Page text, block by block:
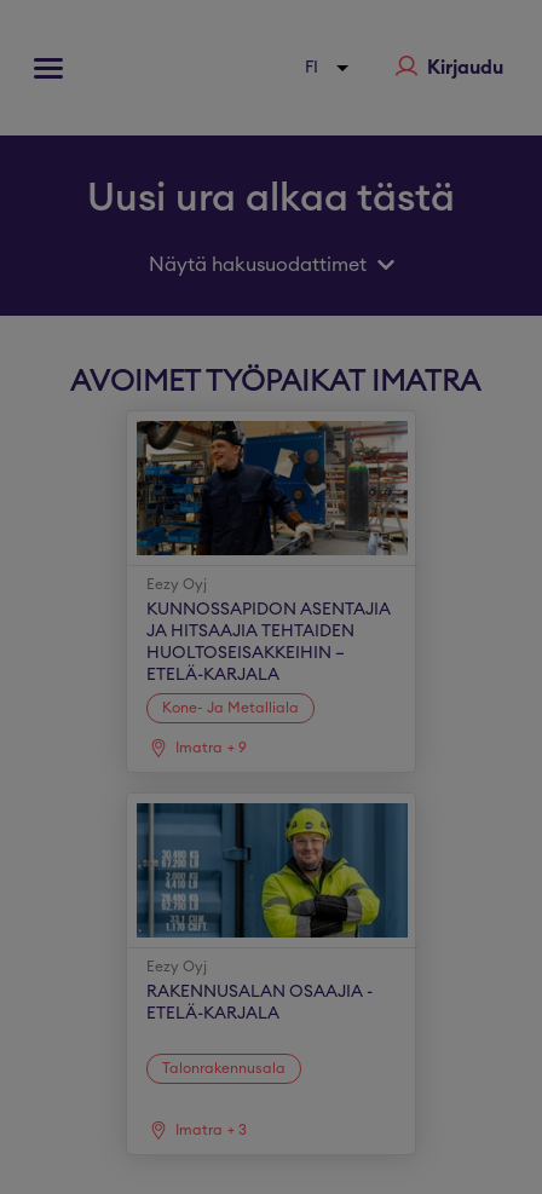
Kirjaudu
Uusi ura alkaa tästä
Näytä hakusuodattimet
AVOIMET TYÖPAIKAT IMATRA
Eezy Oyj
KUNNOSSAPIDON ASENTAJIA
JA HITSAAJIA TEHTAIDEN
HUOLTOSEISAKKEIHIN –
ETELÄ-KARJALA
Kone- Ja Metalliala
Imatra + 9
Eezy Oyj
RAKENNUSALAN OSAAJIA -
ETELÄ-KARJALA
Talonrakennusala
Imatra + 3